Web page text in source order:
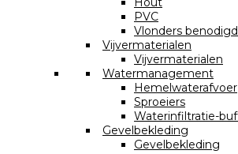
PVC
Vlonders
Vijvermaterialen
Vijvermaterialen
Watermanagement
Hemelwaterafvoer
Sproeiers
Waterinfiltratie-
Gevelbekleding
Gevelbekleding